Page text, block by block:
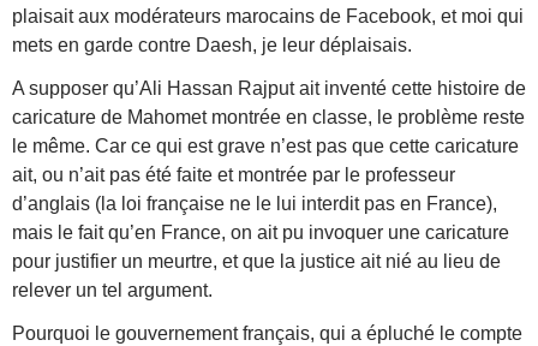
plaisait aux modérateurs marocains de Facebook, et moi qui
mets en garde contre Daesh, je leur déplaisais.
A supposer qu’Ali Hassan Rajput ait inventé cette histoire de
caricature de Mahomet montrée en classe, le problème reste
le même. Car ce qui est grave n’est pas que cette caricature
ait, ou n’ait pas été faite et montrée par le professeur
d’anglais (la loi française ne le lui interdit pas en France),
mais le fait qu’en France, on ait pu invoquer une caricature
pour justifier un meurtre, et que la justice ait nié au lieu de
relever un tel argument.
Pourquoi le gouvernement français, qui a épluché le compte